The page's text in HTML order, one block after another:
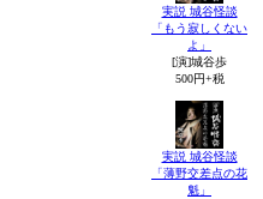
実説 城谷怪談
「もう寂しくない
よ」
[演]城谷歩
500円+税
実説 城谷怪談
「薄野交差点の花
魁」